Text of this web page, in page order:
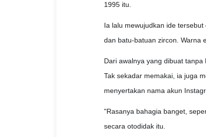
1995 itu.
Ia lalu mewujudkan ide
dan batu-batuan zircon. Warna
Dari awalnya yang dibuat
Tak sekadar memakai, ia juga
menyertakan nama akun
"Rasanya bahagia banget,
secara otodidak itu.